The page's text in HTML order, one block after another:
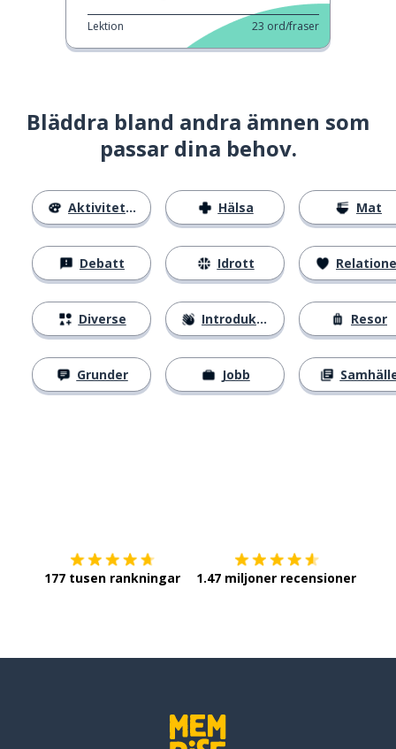
Lektion 23 ord/fraser
Bläddra bland andra ämnen som
passar dina behov.
Aktiviteter
Debatt
Diverse
Grunder
Hälsa
Idrott
Introduktion
Jobb
Mat
Resor
177 tusen rankningar 1.47 miljoner recensioner